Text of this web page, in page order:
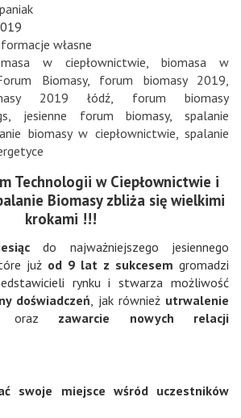
własne
w ciepłownictwie, biomasa w
Biomasy, forum biomasy 2019,
2019 łódź, forum biomasy
, jesienne forum biomasy, spalanie
biomasy w ciepłownictwie,spalanie
Technologii w Ciepłownictwie i
Biomasy zbliża się wielkimi
krokami !!!
do najważniejszego jesiennego
już od 9 lat z sukcesem gromadzi
rynku i stwarza możliwość
doświadczeń, jak również utrwalenie
oraz zawarcie nowych relacji
swoje miejsce wśród uczestników